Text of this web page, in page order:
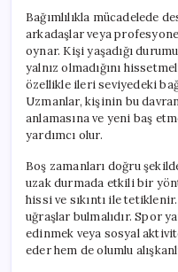
Bağımlılıkla mücadelede
arkadaşlar veya
oynar. Kişi yaşadığı
yalnız olmadığını
özellikle ileri seviyedeki
Uzmanlar, kişinin bu
anlamasına ve yeni baş
yardımcı olur.
Boş zamanları doğru
uzak durmada etkili bir
hissi ve sıkıntı ile
uğraşlar bulmalıdır. Spor
edinmek veya sosyal
eder hem de olumlu